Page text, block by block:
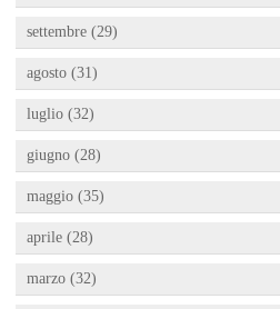
settembre (29)
agosto (31)
luglio (32)
giugno (28)
maggio (35)
aprile (28)
marzo (32)